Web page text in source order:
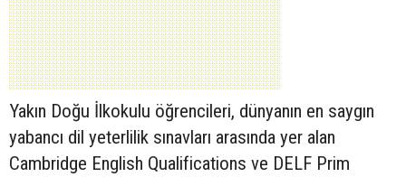
Yakın Doğu İlkokulu öğrencileri, dünyanın en saygın
yabancı dil yeterlilik sınavları arasında yer alan
Cambridge English Qualifications ve DELF Prim